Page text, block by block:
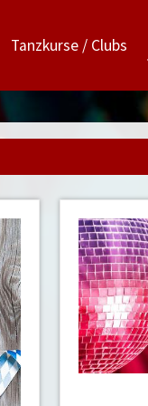
Tanzkurse / Clubs